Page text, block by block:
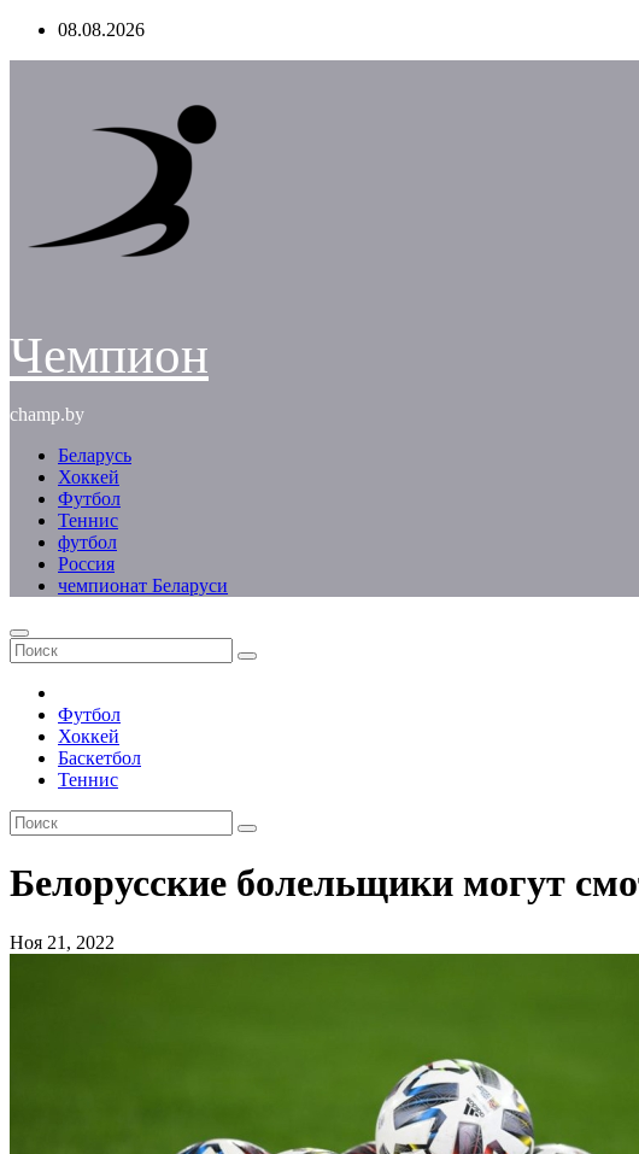
Перейти08.08.2026
Чемпион
champ.by
Беларусь
Хоккей
Футбол
Теннис
футбол
Россия
чемпионат Беларуси
Футбол
Хоккей
Баскетбол
Теннис
Белорусские болельщики могут
Ноя 21, 2022